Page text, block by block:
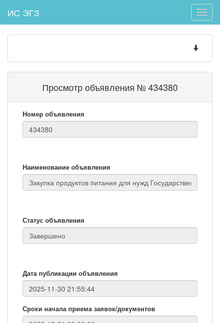
Toggle
ИС ЭГЗ
Toggle
Просмотр объявления № 434380
Номер объявления
Наименование объявления
Статус объявления
Дата публикации объявления
Сроки начала приема заявок/документов